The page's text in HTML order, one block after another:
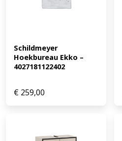
Schildmeyer
Hoekbureau Ekko –
4027181122402
€ 259,00